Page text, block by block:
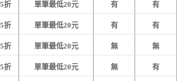
折 單筆最低20元 有 有
折 單筆最低20元 有 有
折 單筆最低20元 無 無
折 單筆最低20元 無 有